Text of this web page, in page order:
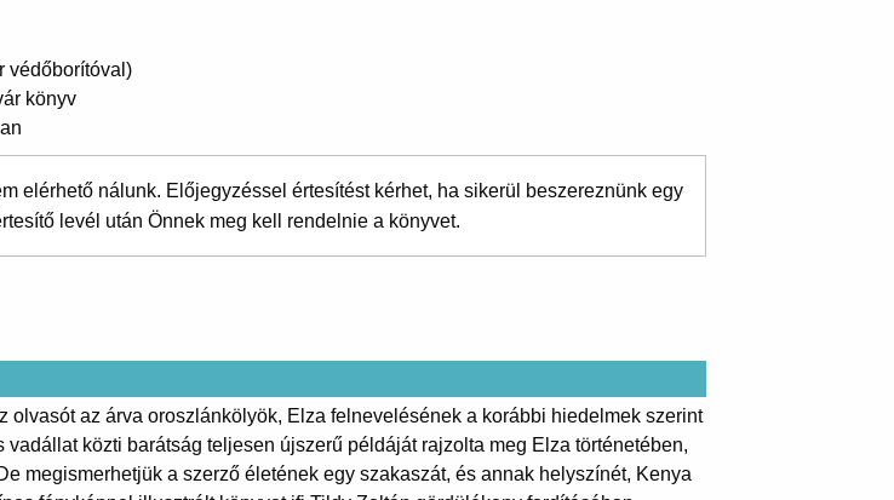
védőborítóval)
könyv
elérhető nálunk. Előjegyzéssel értesítést kérhet, ha sikerül beszereznünk egy
levél után Önnek meg kell rendelnie a könyvet.
az árva oroszlánkölyök, Elza felnevelésének a korábbi hiedelmek szerint
közti barátság teljesen újszerű példáját rajzolta meg Elza történetében,
megismerhetjük a szerző életének egy szakaszát, és annak helyszínét, Kenya